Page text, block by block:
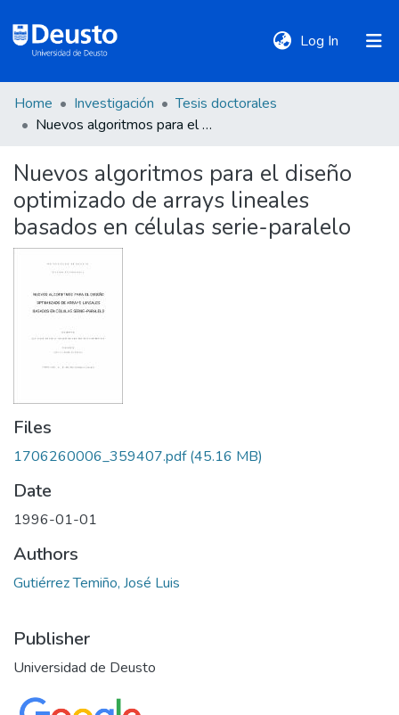
Log In (current)
DeustoTeka
Communities
&
Collections
All of DSpace
Statistics
Home Investigación
Tesis doctorales
Nuevos algoritmos para el diseño optimizado de arrays lineales basados en células serie-paralelo
Nuevos algoritmos para el diseño
optimizado de arrays lineales
basados en células serie-paralelo
Files
1706260006_359407.pdf(45.16 MB)
Date
1996-01-01
Authors
Gutiérrez Temiño, José Luis
Publisher
Universidad de Deusto